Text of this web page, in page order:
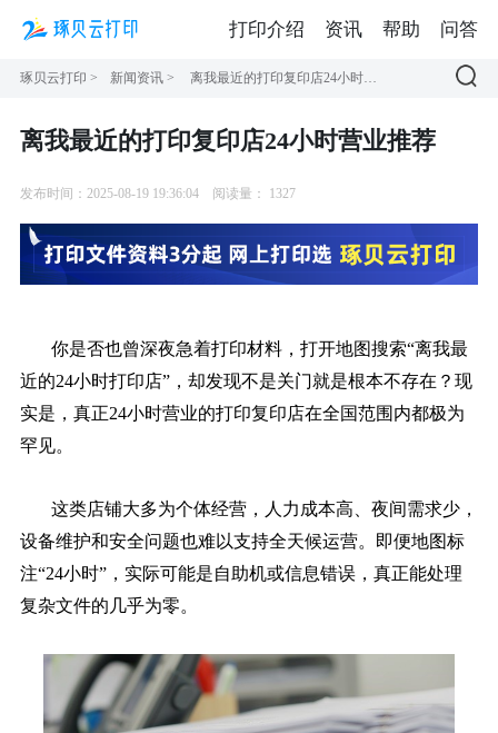
琢贝云打印 > 新闻资讯 > 离我最近的打印复印店24小时营业推荐
离我最近的打印复印店24小时营业推荐
发布时间：2025-08-19 19:36:04 阅读量： 1327
你是否也曾深夜急着打印材料，打开地图搜索“离我最
近的24小时打印店”，却发现不是关门就是根本不存在？现
实是，真正24小时营业的打印复印店在全国范围内都极为
罕见。
这类店铺大多为个体经营，人力成本高、夜间需求少，
设备维护和安全问题也难以支持全天候运营。即便地图标
注“24小时”，实际可能是自助机或信息错误，真正能处理
复杂文件的几乎为零。
打印介绍 资讯 帮助 问答